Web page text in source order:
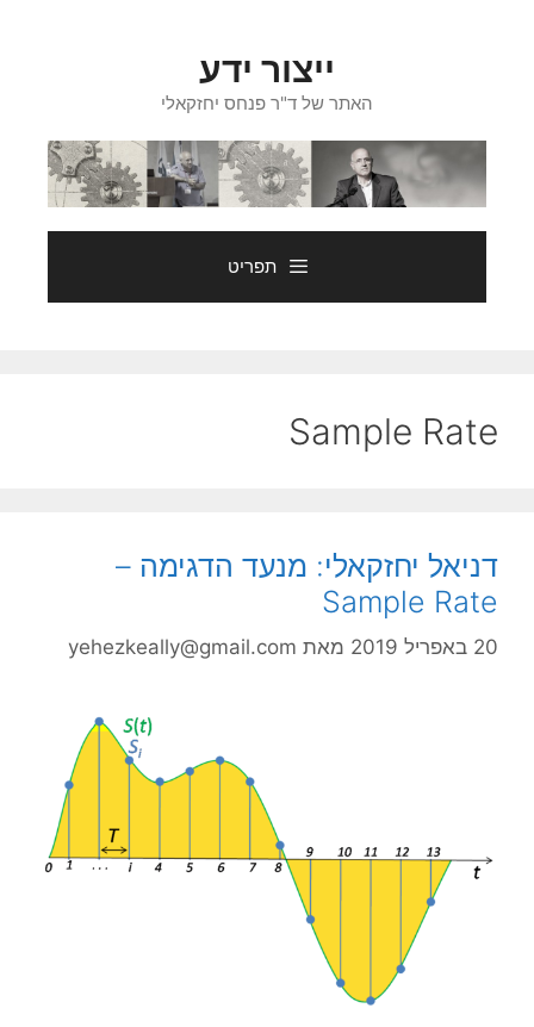
ייצור ידע
האתר של ד"ר פנחס יחזקאלי
תפריט
Sample Rate
דניאל יחזקאלי: מנעד הדגימה –
Sample Rate
20 באפריל 2019 מאת yehezkeally@gmail.com